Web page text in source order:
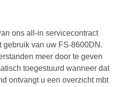
ons all-in servicecontract
gebruik van uw FS-8600DN.
meer door te geven
toegestuurd wanneer dat
ontvangt u een overzicht mbt